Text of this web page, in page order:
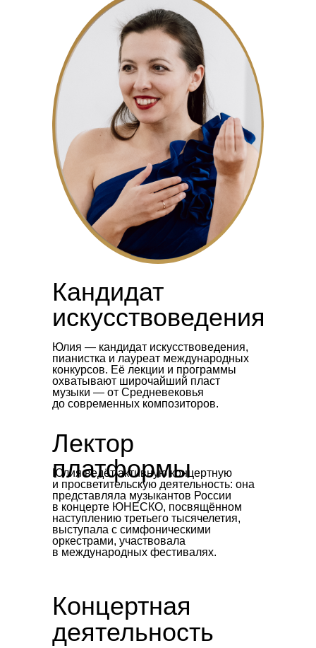
Юлия — кандидат искусствоведения,
пианистка и лауреат международных
конкурсов. Её лекции и программы
охватывают широчайший пласт
музыки — от Средневековья
до современных композиторов.
Кандидат
искусствоведения
Юлия ведёт активную концертную
и просветительскую деятельность: она
представляла музыкантов России
в концерте ЮНЕСКО, посвящённом
наступлению третьего тысячелетия,
выступала с симфоническими
оркестрами, участвовала
в международных фестивалях.
Лектор
платформы
Концертная
деятельность